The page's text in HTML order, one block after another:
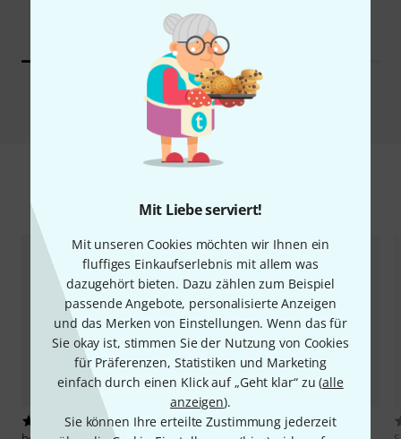
Mit Liebe serviert!
Mit unseren Cookies möchten wir Ihnen ein
fluffiges Einkaufserlebnis mit allem was
dazugehört bieten. Dazu zählen zum Beispiel
passende Angebote, personalisierte Anzeigen
und das Merken von Einstellungen. Wenn das für
Sie okay ist, stimmen Sie der Nutzung von Cookies
für Präferenzen, Statistiken und Marketing
einfach durch einen Klick auf „Geht klar“ zu (alle
anzeigen).
Sie können Ihre erteilte Zustimmung jederzeit
Vergleichen
Zubehör & passende Artikel
42 28